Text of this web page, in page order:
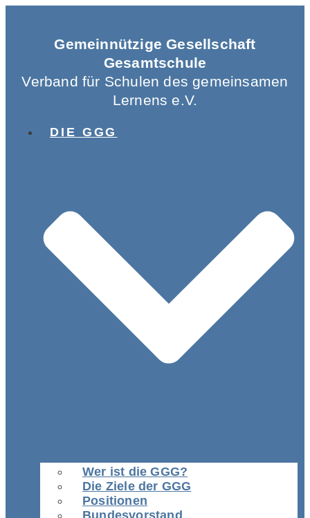
Gemeinnützige Gesellschaft
Gesamtschule
Verband für Schulen des gemeinsamen
Lernens e.V.
DIE GGG
Wer ist die GGG?
Die Ziele der GGG
Positionen